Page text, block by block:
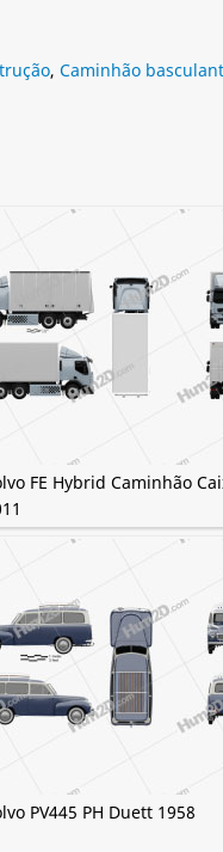
, Caminhão
FE Hybrid Caminhão
PV445 PH Duett 1958